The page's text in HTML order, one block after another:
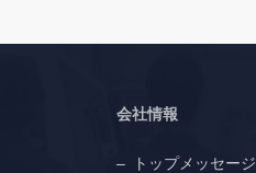
会社情報
トップメッセージ